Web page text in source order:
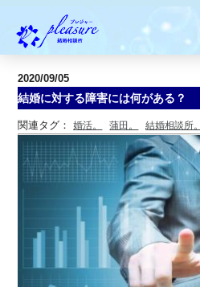
2020/09/05
結婚に対する障害には何がある？
関連タグ：婚活。 蒲田。 結婚相談所。